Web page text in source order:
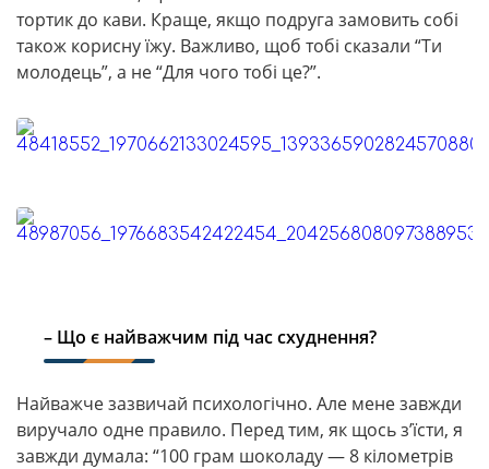
тортик до кави. Краще, якщо подруга замовить собі
також корисну їжу. Важливо, щоб тобі сказали “Ти
молодець”, а не “Для чого тобі це?”.
– Що є найважчим під час схуднення?
Найважче зазвичай психологічно. Але мене завжди
виручало одне правило. Перед тим, як щось з’їсти, я
завжди думала: “100 грам шоколаду — 8 кілометрів